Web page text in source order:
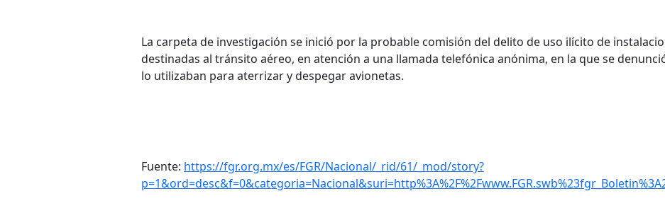
La carpeta de investigación se inició por la probable comisión del delito de uso ilícito de
destinadas al tránsito aéreo, en atención a una llamada telefónica anónima, en la que se
lo utilizaban para aterrizar y despegar avionetas.
Fuente: https://fgr.org.mx/es/FGR/Nacional/_rid/61/_mod/story?